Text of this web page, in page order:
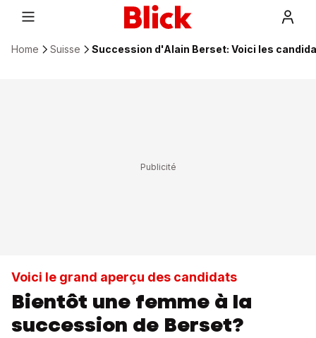
Home Suisse Succession d'Alain Berset: Voici les
Voici le grand aperçu des candidats
Bientôt une femme à la
succession de Berset?